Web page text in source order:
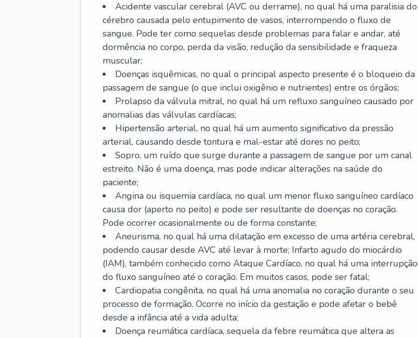
Acidente vascular cerebral (AVC ou derrame), no qual há uma paralisia do
cérebro causada pelo entupimento de vasos, interrompendo o fluxo de
sangue. Pode ter como sequelas desde problemas para falar e andar, até
dormência no corpo, perda da visão, redução da sensibilidade e fraqueza
muscular;
Doenças isquêmicas, no qual o principal aspecto presente é o bloqueio da
passagem de sangue (o que inclui oxigênio e nutrientes) entre os órgãos;
Prolapso da válvula mitral, no qual há um refluxo sanguíneo causado por
anomalias das válvulas cardíacas;
Hipertensão arterial, no qual há um aumento significativo da pressão
arterial, causando desde tontura e mal-estar até dores no peito;
Sopro, um ruído que surge durante a passagem de sangue por um canal
estreito. Não é uma doença, mas pode indicar alterações na saúde do
paciente;
Angina ou isquemia cardíaca, no qual um menor fluxo sanguíneo cardíaco
causa dor (aperto no peito) e pode ser resultante de doenças no coração.
Pode ocorrer ocasionalmente ou de forma constante;
Aneurisma, no qual há uma dilatação em excesso de uma artéria cerebral,
podendo causar desde AVC até levar à morte; Infarto agudo do miocárdio
(IAM), também conhecido como Ataque Cardíaco, no qual há uma interrupção
do fluxo sanguíneo até o coração. Em muitos casos, pode ser fatal;
Cardiopatia congênita, no qual há uma anomalia no coração durante o seu
processo de formação. Ocorre no início da gestação e pode afetar o bebê
desde a infância até a vida adulta;
Doença reumática cardíaca, sequela da febre reumática que altera as